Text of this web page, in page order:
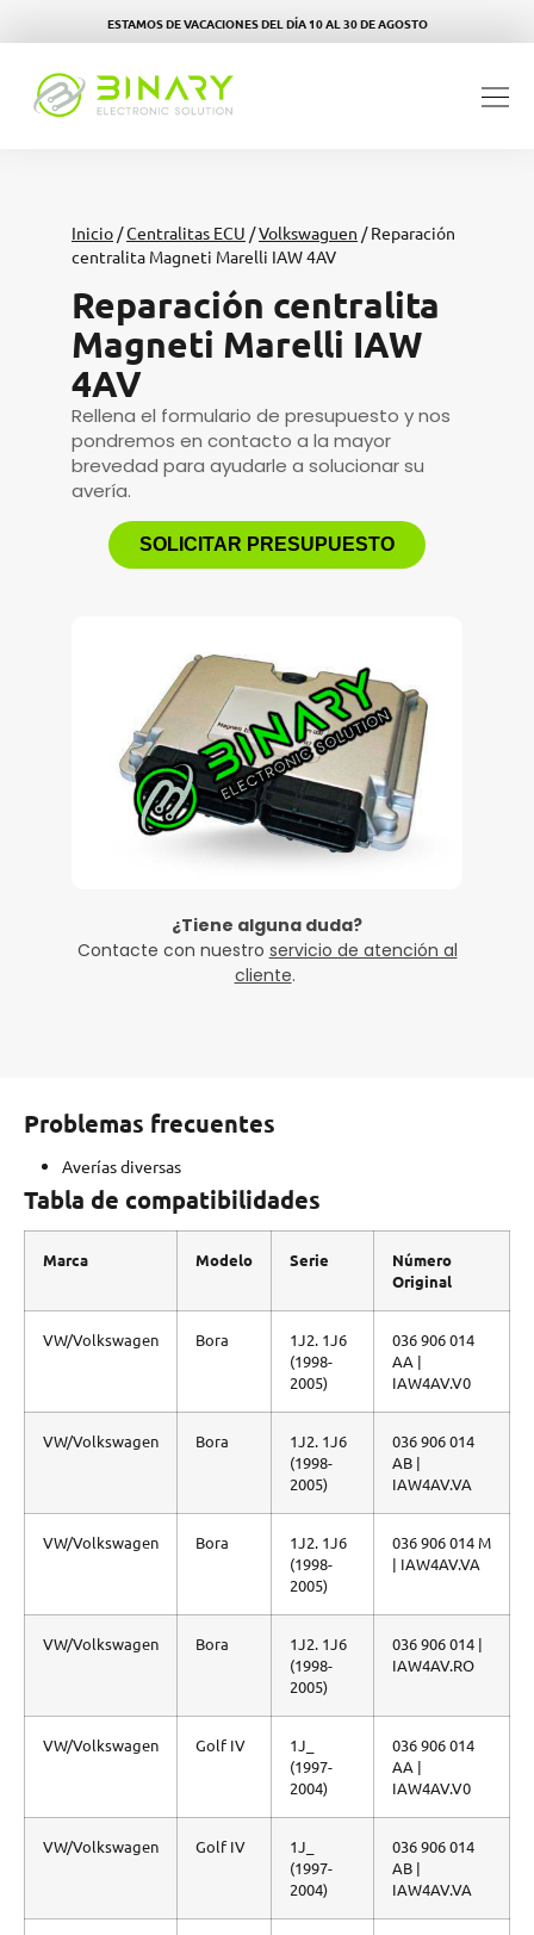
ESTAMOS DE VACACIONES DEL DÍA 10 AL 30 DE AGOSTO
Inicio /Centralitas ECU /Volkswaguen / Reparación
centralita Magneti Marelli IAW 4AV
Reparación centralita
Magneti Marelli IAW
4AV
Rellena el formulario de presupuesto y nos
pondremos en contacto a la mayor
brevedad para ayudarle a solucionar su
avería.
SOLICITAR PRESUPUESTO
¿Tiene alguna duda?
Contacte con nuestro servicio de atención al
cliente.
Problemas frecuentes
Averías diversas
Tabla de compatibilidades
Marca Modelo Serie
Número
Original
VW/Volkswagen Bora
1J2. 1J6
(1998-
2005)
036 906 014
AA |
IAW4AV.V0
VW/Volkswagen Bora
1J2. 1J6
(1998-
2005)
036 906 014
AB |
IAW4AV.VA
VW/Volkswagen Bora
1J2. 1J6
(1998-
2005)
036 906 014 M
| IAW4AV.VA
VW/Volkswagen Bora
1J2. 1J6
(1998-
2005)
036 906 014 |
IAW4AV.RO
VW/Volkswagen Golf IV
1J_
(1997-
2004)
036 906 014
AA |
IAW4AV.V0
VW/Volkswagen Golf IV
1J_
(1997-
2004)
036 906 014
AB |
IAW4AV.VA